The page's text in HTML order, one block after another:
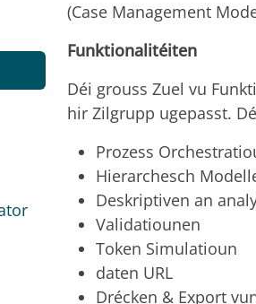
(Case Management
Funktionalitéiten
Déi grouss Zuel vu
hir Zilgrupp ugepasst.
Prozess
Hierarchesch
Deskriptiven an
Validatiounen
Token Simulatioun
daten URL
Drécken & Export